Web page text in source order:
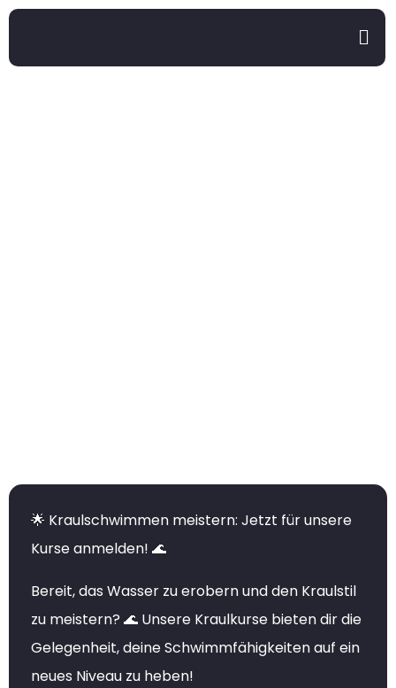
🌟 Kraulschwimmen meistern: Jetzt für unsere
Kurse anmelden! 🌊
Bereit, das Wasser zu erobern und den Kraulstil
zu meistern? 🌊 Unsere Kraulkurse bieten dir die
Gelegenheit, deine Schwimmfähigkeiten auf ein
neues Niveau zu heben!